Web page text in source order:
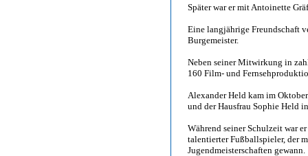
Später war er mit Antoinette
Eine langjährige Freundschaft
Burgemeister.
Neben seiner Mitwirkung in
160 Film- und
Alexander Held kam im
und der Hausfrau Sophie Held
Während seiner Schulzeit war
talentierter Fußballspieler, der
Jugendmeisterschaften gewann.